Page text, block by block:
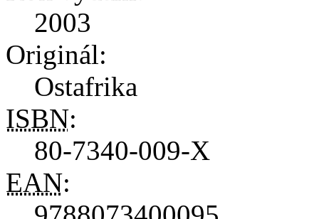
2003
Originál:
Ostafrika
ISBN:
80-7340-009-X
EAN: